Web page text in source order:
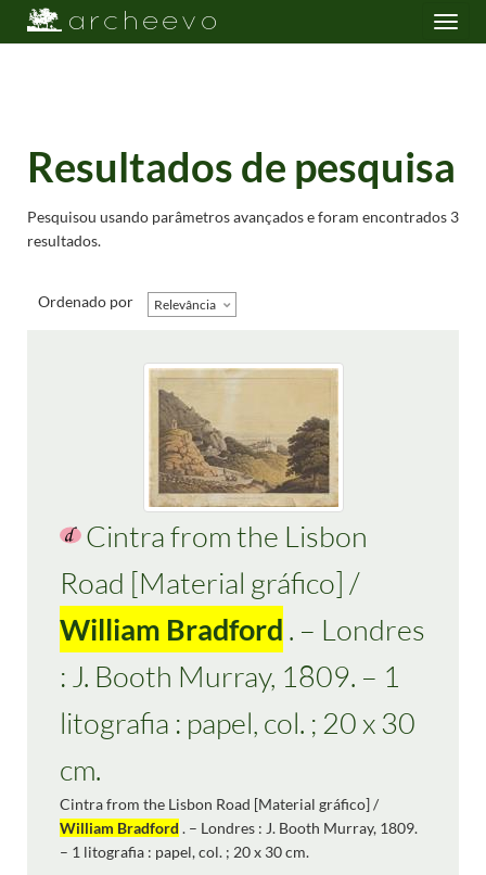
Toggle
navigation
Resultados de pesquisa
Pesquisou usando parâmetros avançados e foram encontrados 3
resultados.
Ordenado por Relevância
Cintra from the Lisbon
Road [Material gráfico] /
William Bradford . – Londres
: J. Booth Murray, 1809. – 1
litografia : papel, col. ; 20 x 30
cm.
Cintra from the Lisbon Road [Material gráfico] /
William Bradford . – Londres : J. Booth Murray, 1809.
– 1 litografia : papel, col. ; 20 x 30 cm.